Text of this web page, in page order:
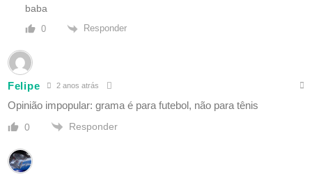
baba
0 Responder
Felipe 2 anos atrás
Opinião impopular: grama é para futebol, não para tênis
0 Responder